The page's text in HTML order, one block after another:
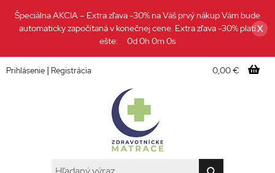
Špeciálna AKCIA – Extra zľava -30% na Váš prvý nákup Vám bude
automaticky započítaná v konečnej cene. Extra zľava -30% platí
ešte: 0d 0h 0m 0s
X
Prihlásenie | Registrácia 0,00 €